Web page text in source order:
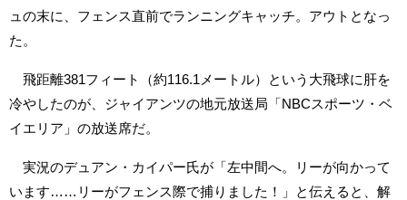
ュの末に、フェンス直前でランニングキャッチ。アウトとなっ
た。
飛距離381フィート（約116.1メートル）という大飛球に肝を
冷やしたのが、ジャイアンツの地元放送局「NBCスポーツ・ベ
イエリア」の放送席だ。
実況のデュアン・カイパー氏が「左中間へ。リーが向かって
います……リーがフェンス際で捕りました！」と伝えると、解